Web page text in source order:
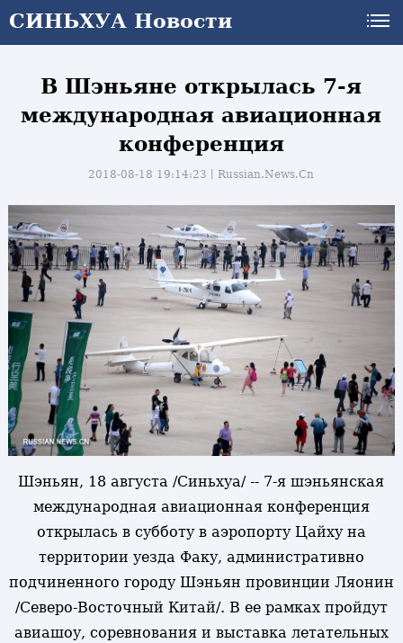
СИНЬХУА Новости
В Шэньяне открылась 7-я
международная авиационная
конференция
2018-08-18 19:14:23丨Russian.News.Cn
Шэньян, 18 августа /Синьхуа/ -- 7-я шэньянская
международная авиационная конференция
открылась в субботу в аэропорту Цайху на
территории уезда Факу, административно
подчиненного городу Шэньян провинции Ляонин
/Северо-Восточный Китай/. В ее рамках пройдут
авиашоу, соревнования и выставка летательных